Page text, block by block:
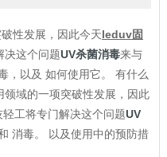
性发展，因此今天leduv固
决这个问题UV杀菌消毒来与
，以及 如何使用它。 有什么
域的一项突破性发展，因此
轻工将专门解决这个问题UV
消毒。 以及使用中的预防措